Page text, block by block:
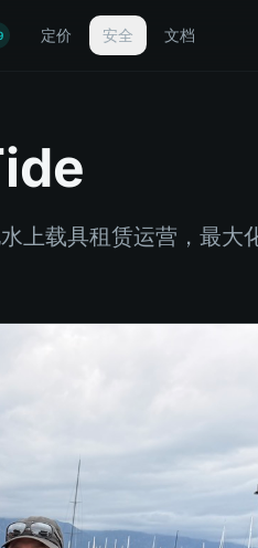
定价 安全 文档
载具租赁运营，最大